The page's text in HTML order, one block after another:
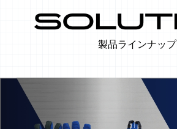
製品ラインナップ